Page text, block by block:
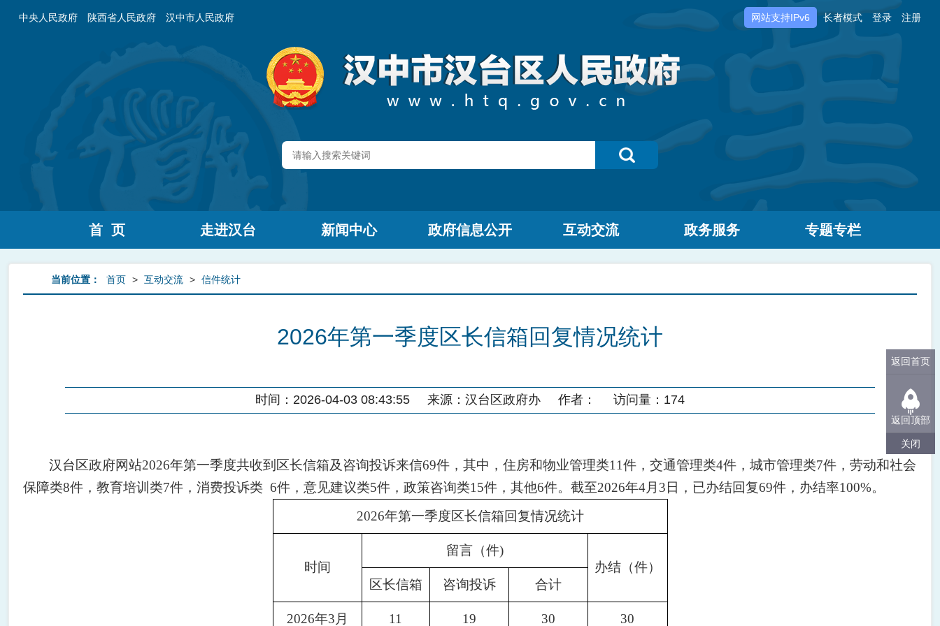
中央人民政府 陕西省人民政府 汉中市人民政府 网站支持IPv6 长者模式 登录 注册
首 页 走进汉台 新闻中心 政府信息公开 互动交流 政务服务 专题专栏
当前位置： 首页 > 互动交流 > 信件统计
2026年第一季度区长信箱回复情况统计
时间：2026-04-03 08:43:55 来源： 汉台区政府办 作者： 访问量： 174
汉台区政府网站2026年第一季度共收到区长信箱及咨询投诉来信69件，其中，住房和物业管理类11件，交通管理类4件，城市管理类7件，劳动和社会
保障类8件，教育培训类7件，消费投诉类 6件，意见建议类5件，政策咨询类15件，其他6件。截至2026年4月3日，已办结回复69件，办结率100%。
2026年第一季度区长信箱回复情况统计
时间
留言（件)
办结（件）
区长信箱
咨询投诉 合计
2026年3月 11 19 30 30
返回首页
返回顶部
关闭